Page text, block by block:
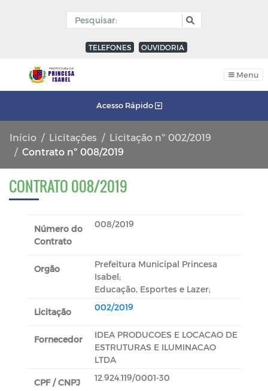
TELEFONES OUVIDORIA
Menu
Acesso Rápido
Início Licitações
Licitação nº 002/2019
Contrato nº 008/2019
CONTRATO 008/2019
Número do
Contrato
008/2019
Orgão
Prefeitura Municipal Princesa
Isabel;
Educação, Esportes e Lazer;
Licitação 002/2019
Fornecedor
IDEA PRODUCOES E LOCACAO DE
ESTRUTURAS E ILUMINACAO
LTDA
CPF / CNPJ 12.924.119/0001-30